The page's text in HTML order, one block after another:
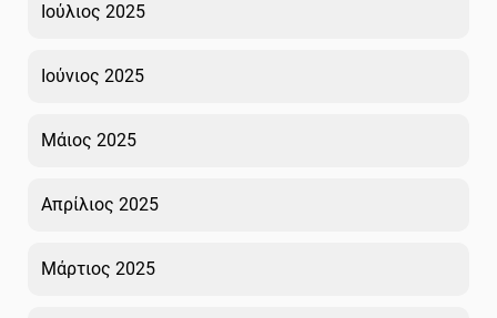
Ιούλιος 2025
Ιούνιος 2025
Μάιος 2025
Απρίλιος 2025
Μάρτιος 2025